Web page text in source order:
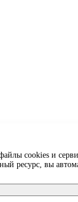
cookies и
ресурс, вы